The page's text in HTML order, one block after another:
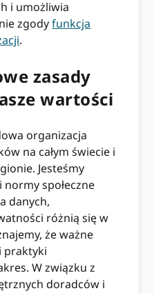
i umożliwia
zgodyfunkcja
.
zasady
wartości
organizacja
na całym świecie i
Jesteśmy
społeczne
danych,
różnią się w
że ważne
praktyki
W związku z
doradców i